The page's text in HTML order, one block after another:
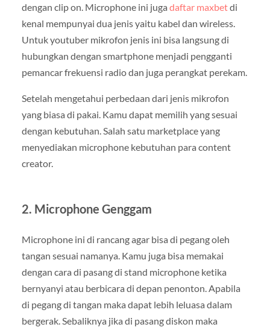
dengan clip on. Microphone ini juga daftar maxbetdi
kenal mempunyai dua jenis yaitu kabel dan wireless.
Untuk youtuber mikrofon jenis ini bisa langsung di
hubungkan dengan smartphone menjadi pengganti
pemancar frekuensi radio dan juga perangkat perekam.
Setelah mengetahui perbedaan dari jenis mikrofon
yang biasa di pakai. Kamu dapat memilih yang sesuai
dengan kebutuhan. Salah satu marketplace yang
menyediakan microphone kebutuhan para content
creator.
2. Microphone Genggam
Microphone ini di rancang agar bisa di pegang oleh
tangan sesuai namanya. Kamu juga bisa memakai
dengan cara di pasang di stand microphone ketika
bernyanyi atau berbicara di depan penonton. Apabila
di pegang di tangan maka dapat lebih leluasa dalam
bergerak. Sebaliknya jika di pasang diskon maka